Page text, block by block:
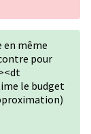
en même
pour
le budget